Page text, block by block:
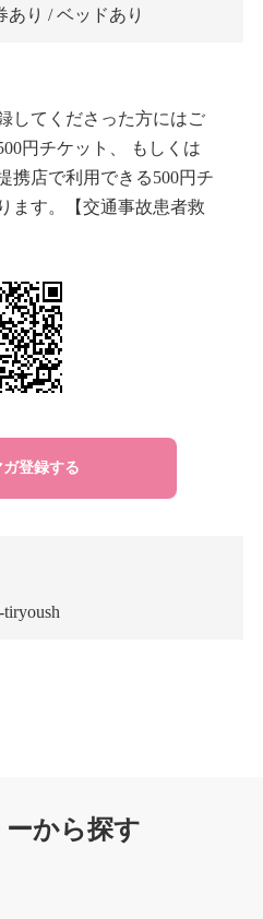
あり / ベッドあり
してくださった方にはご
円チケット、 もしくは
携店で利用できる500円チ
ます。【交通事故患者救
ガ登録する
tiryoush
から探す